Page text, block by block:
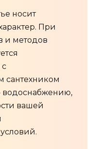
носит
При
и методов
с
сантехником
вашей